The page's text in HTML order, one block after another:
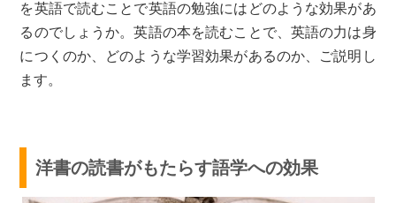
を英語で読むことで英語の勉強にはどのような効果があ
るのでしょうか。英語の本を読むことで、英語の力は身
につくのか、どのような学習効果があるのか、ご説明し
ます。
洋書の読書がもたらす語学への効果